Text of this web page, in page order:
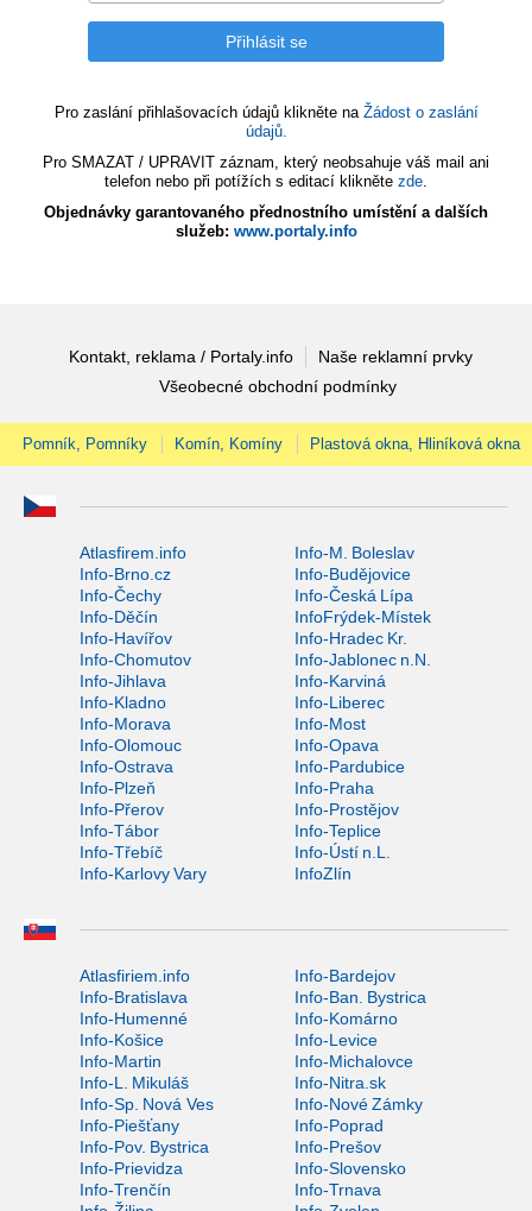
Pro zaslání přihlašovacích údajů klikněte na Žádost o zaslání
údajů.
Pro SMAZAT / UPRAVIT záznam, který neobsahuje váš mail ani
telefon nebo při potížích s editací klikněte zde.
Objednávky garantovaného přednostního umístění a dalších
služeb: www.portaly.info
Kontakt, reklama / Portaly.info
Naše reklamní prvky
Všeobecné obchodní podmínky
Pomník, Pomníky Komín, Komíny Plastová okna, Hliníková okna
Atlasfirem.info
Info-M. Boleslav
Info-Brno.cz
Info-Budějovice
Info-Čechy
Info-Česká Lípa
Info-Děčín
InfoFrýdek-Místek
Info-Havířov
Info-Hradec Kr.
Info-Chomutov
Info-Jablonec n.N.
Info-Jihlava
Info-Karviná
Info-Kladno
Info-Liberec
Info-Morava
Info-Most
Info-Olomouc
Info-Opava
Info-Ostrava
Info-Pardubice
Info-Plzeň
Info-Praha
Info-Přerov
Info-Prostějov
Info-Tábor
Info-Teplice
Info-Třebíč
Info-Ústí n.L.
Info-Karlovy Vary
InfoZlín
Atlasfiriem.info
Info-Bardejov
Info-Bratislava
Info-Ban. Bystrica
Info-Humenné
Info-Komárno
Info-Košice
Info-Levice
Info-Martin
Info-Michalovce
Info-L. Mikuláš
Info-Nitra.sk
Info-Sp. Nová Ves
Info-Nové Zámky
Info-Piešťany
Info-Poprad
Info-Pov. Bystrica
Info-Prešov
Info-Prievidza
Info-Slovensko
Info-Trenčín
Info-Trnava